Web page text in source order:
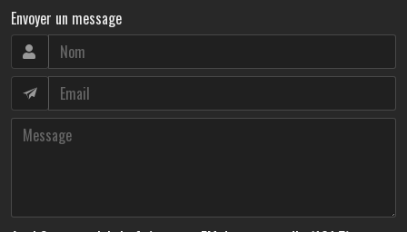
Envoyer un message